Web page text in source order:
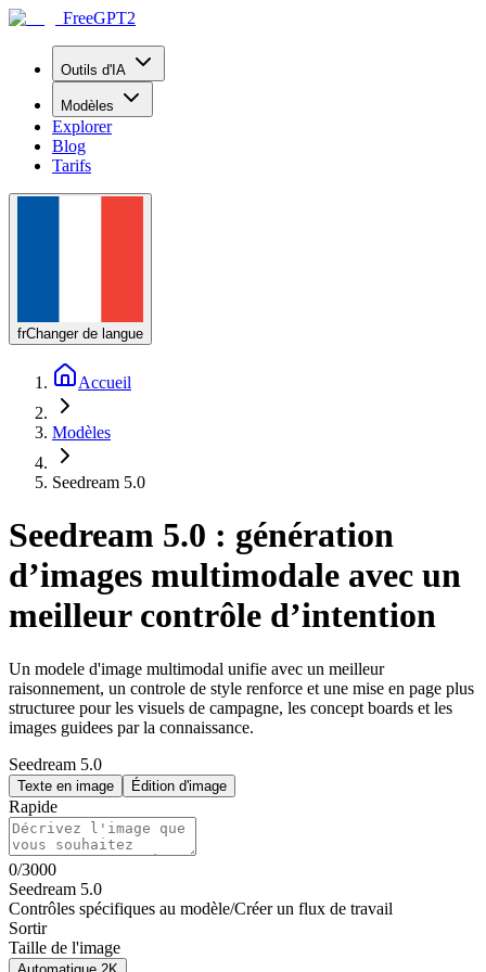
FreeGPT2
Outils d'IA
Modèles
Explorer
Blog
Tarifs
frChanger de langue
Accueil
Modèles
Seedream 5.0
Seedream 5.0 : génération
d’images multimodale avec un
meilleur contrôle d’intention
Un modele d'image multimodal unifie avec un meilleur
raisonnement, un controle de style renforce et une mise en page plus
structuree pour les visuels de campagne, les concept boards et les
images guidees par la connaissance.
Seedream 5.0
Texte en image Édition d'image
Rapide
0/3000
Seedream 5.0
Contrôles spécifiques au modèle/Créer un flux de travail
Sortir
Taille de l'image